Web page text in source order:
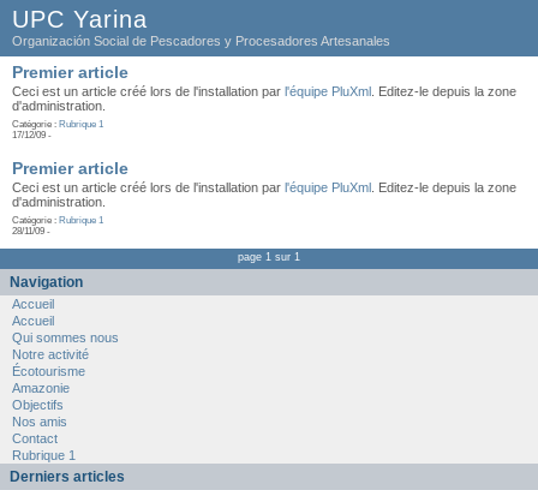
UPC Yarina
Organización Social de Pescadores y Procesadores Artesanales
Premier article
Ceci est un article créé lors de l'installation par l'équipe PluXml . Editez-le depuis la zone
d'administration.
Catégorie : Rubrique 1
17/12/09 -
Premier article
Ceci est un article créé lors de l'installation par l'équipe PluXml . Editez-le depuis la zone
d'administration.
Catégorie : Rubrique 1
28/11/09 -
page 1 sur 1
Navigation
Accueil
Accueil
Qui sommes nous
Notre activité
Écotourisme
Amazonie
Objectifs
Nos amis
Contact
Rubrique 1
Derniers articles